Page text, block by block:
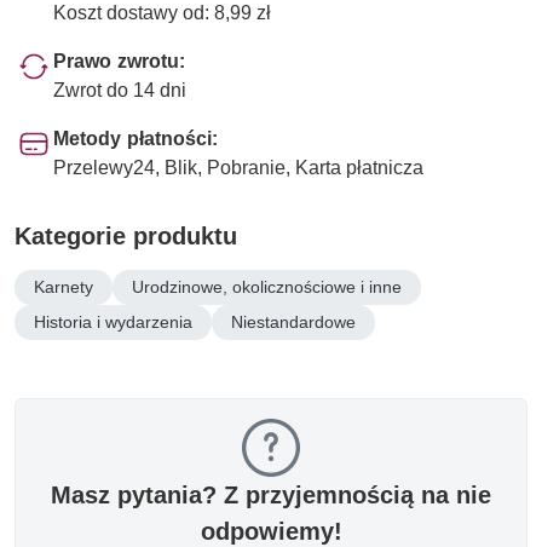
Koszt dostawy od: 8,99 zł
Prawo zwrotu:
Zwrot do 14 dni
Metody płatności:
Przelewy24, Blik, Pobranie, Karta płatnicza
Kategorie produktu
Karnety
Urodzinowe, okolicznościowe i inne
Historia i wydarzenia
Niestandardowe
Masz pytania? Z przyjemnością na nie
odpowiemy!